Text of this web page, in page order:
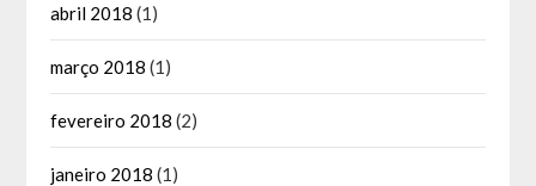
abril 2018 (1)
março 2018 (1)
fevereiro 2018 (2)
janeiro 2018 (1)